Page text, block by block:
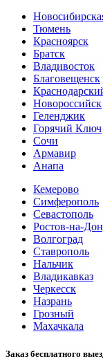
Тюмень
Красноярск
Братск
Владивосток
Благовещенск
Новороссийск
Геленджик
Горячий Ключ
Сочи
Армавир
Анапа
Кемерово
Симферополь
Севастополь
Ростов-на-
Волгоград
Ставрополь
Нальчик
Владикавказ
Черкесск
Назрань
Грозный
Махачкала
Заказ бесплатного